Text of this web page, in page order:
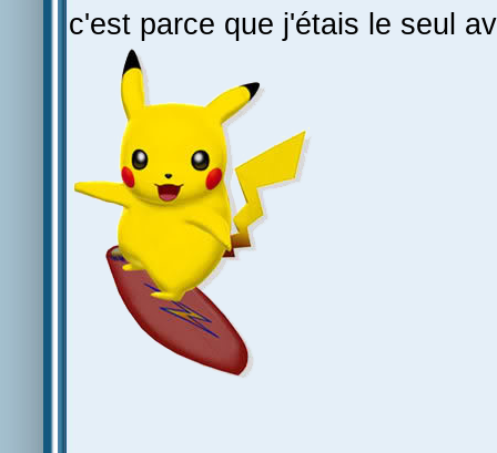
c'est parce que j'étais le seul